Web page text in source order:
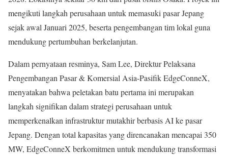
mengikuti langkah perusahaan untuk memasuki pasar Jepang
sejak awal Januari 2025, beserta pengembangan tim lokal guna
mendukung pertumbuhan berkelanjutan.
Dalam pernyataan resminya, Sam Lee, Direktur Pelaksana
Pengembangan Pasar & Komersial Asia-Pasifik EdgeConneX,
menyatakan bahwa peletakan batu pertama ini merupakan
langkah signifikan dalam strategi perusahaan untuk
memperkenalkan infrastruktur mutakhir berbasis AI ke pasar
Jepang. Dengan total kapasitas yang direncanakan mencapai 350
MW, EdgeConneX berkomitmen untuk mendukung transformasi